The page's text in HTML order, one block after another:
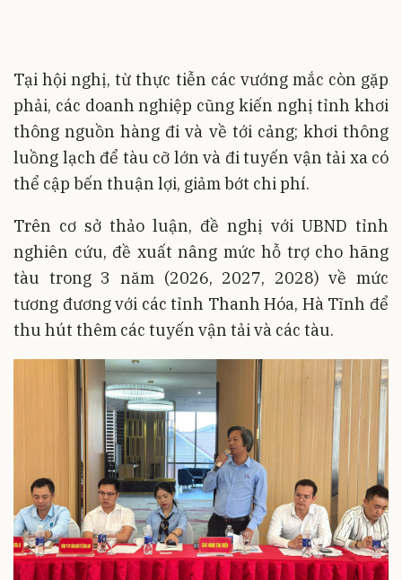
Tại hội nghị, từ thực tiễn các vướng mắc còn gặp
phải, các doanh nghiệp cũng kiến nghị tỉnh khơi
thông nguồn hàng đi và về tới cảng; khơi thông
luồng lạch để tàu cỡ lớn và đi tuyến vận tải xa có
thể cập bến thuận lợi, giảm bớt chi phí.
Trên cơ sở thảo luận, đề nghị với UBND tỉnh
nghiên cứu, đề xuất nâng mức hỗ trợ cho hãng
tàu trong 3 năm (2026, 2027, 2028) về mức
tương đương với các tỉnh Thanh Hóa, Hà Tĩnh để
thu hút thêm các tuyến vận tải và các tàu.